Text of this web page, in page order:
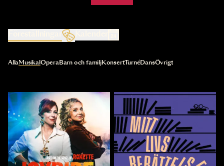
Kalender
Val av kategori uppdaterar innehållet automatiskt
AllaMusikal OperaBarn och familjKonsertTurnéDansÖvrigt